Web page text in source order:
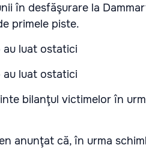
în desfăşurare la
primele piste.
bilanţul victimelor în
anunţat că, în urma